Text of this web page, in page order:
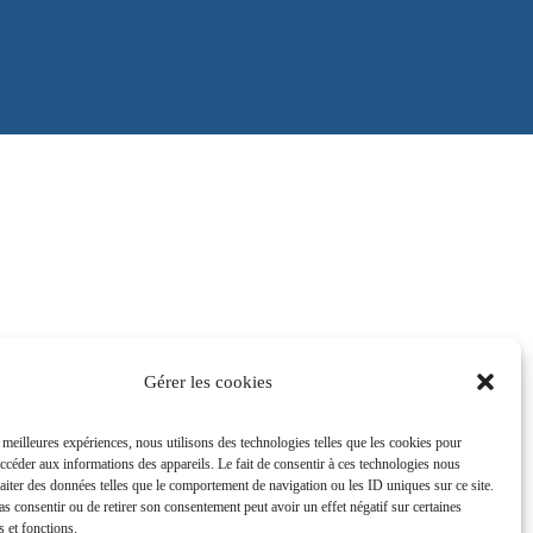
Gérer les cookies
expériences, nous utilisons des technologies telles que les cookies pour
aux informations des appareils. Le fait de consentir à ces technologies nous
des données telles que le comportement de navigation ou les ID uniques sur ce site.
consentir ou de retirer son consentement peut avoir un effet négatif sur certaines
et fonctions.